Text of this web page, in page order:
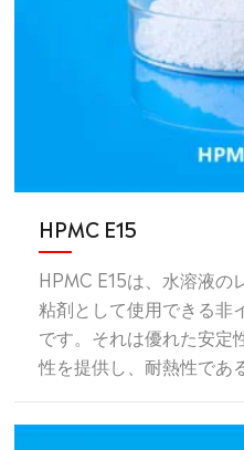
HPMC E15
HPMC E15は、水溶液の
粘剤として使用できる非
です。それは優れた安定
性を提供し、耐熱性であ